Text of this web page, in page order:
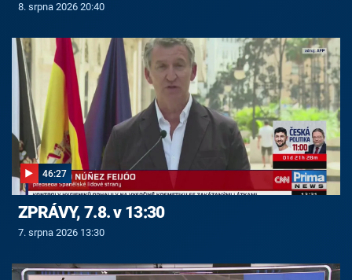
8. srpna 2026 20:40
46:27
ZPRÁVY, 7.8. v 13:30
7. srpna 2026 13:30